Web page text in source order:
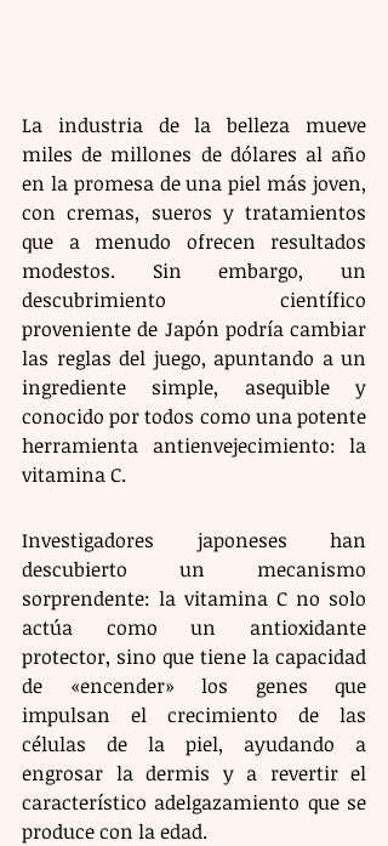
La industria de la belleza mueve
miles de millones de dólares al año
en la promesa de una piel más joven,
con cremas, sueros y tratamientos
que a menudo ofrecen resultados
modestos. Sin embargo, un
descubrimiento científico
proveniente de Japón podría cambiar
las reglas del juego, apuntando a un
ingrediente simple, asequible y
conocido por todos como una potente
herramienta antienvejecimiento: la
vitamina C.
Investigadores japoneses han
descubierto un mecanismo
sorprendente: la vitamina C no solo
actúa como un antioxidante
protector, sino que tiene la capacidad
de «encender» los genes que
impulsan el crecimiento de las
células de la piel, ayudando a
engrosar la dermis y a revertir el
característico adelgazamiento que se
produce con la edad.